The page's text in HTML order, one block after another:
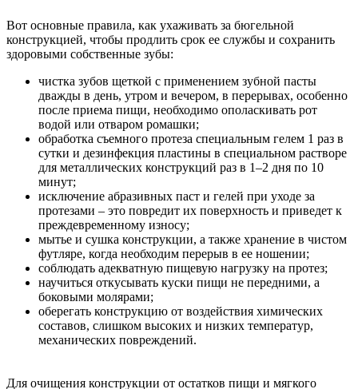
Вот основные правила, как ухаживать за бюгельной
конструкцией, чтобы продлить срок ее службы и сохранить
здоровыми собственные зубы:
чистка зубов щеткой с применением зубной пасты
дважды в день, утром и вечером, в перерывах, особенно
после приема пищи, необходимо ополаскивать рот
водой или отваром ромашки;
обработка съемного протеза специальным гелем 1 раз в
сутки и дезинфекция пластины в специальном растворе
для металлических конструкций раз в 1–2 дня по 10
минут;
исключение абразивных паст и гелей при уходе за
протезами – это повредит их поверхность и приведет к
преждевременному износу;
мытье и сушка конструкции, а также хранение в чистом
футляре, когда необходим перерыв в ее ношении;
соблюдать адекватную пищевую нагрузку на протез;
научиться откусывать куски пищи не передними, а
боковыми молярами;
оберегать конструкцию от воздействия химических
составов, слишком высоких и низких температур,
механических повреждений.
Для очищения конструкции от остатков пищи и мягкого